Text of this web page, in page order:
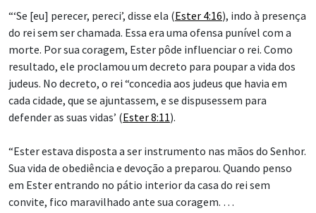
“‘Se [eu] perecer, pereci’, disse ela (Ester 4:16), indo à presença
do rei sem ser chamada. Essa era uma ofensa punível com a
morte. Por sua coragem, Ester pôde influenciar o rei. Como
resultado, ele proclamou um decreto para poupar a vida dos
judeus. No decreto, o rei “concedia aos judeus que havia em
cada cidade, que se ajuntassem, e se dispusessem para
defender as suas vidas’ (Ester 8:11).
“Ester estava disposta a ser instrumento nas mãos do Senhor.
Sua vida de obediência e devoção a preparou. Quando penso
em Ester entrando no pátio interior da casa do rei sem
convite, fico maravilhado ante sua coragem. …